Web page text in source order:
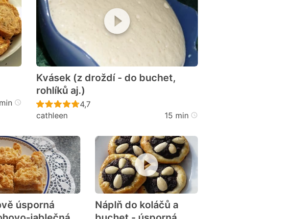
Kvásek (z droždí - do buchet,
rohlíků aj.)
Recept ještě nebyl hodnocen
4,7
cathleen
15 min
úsporná
Náplň do koláčů a